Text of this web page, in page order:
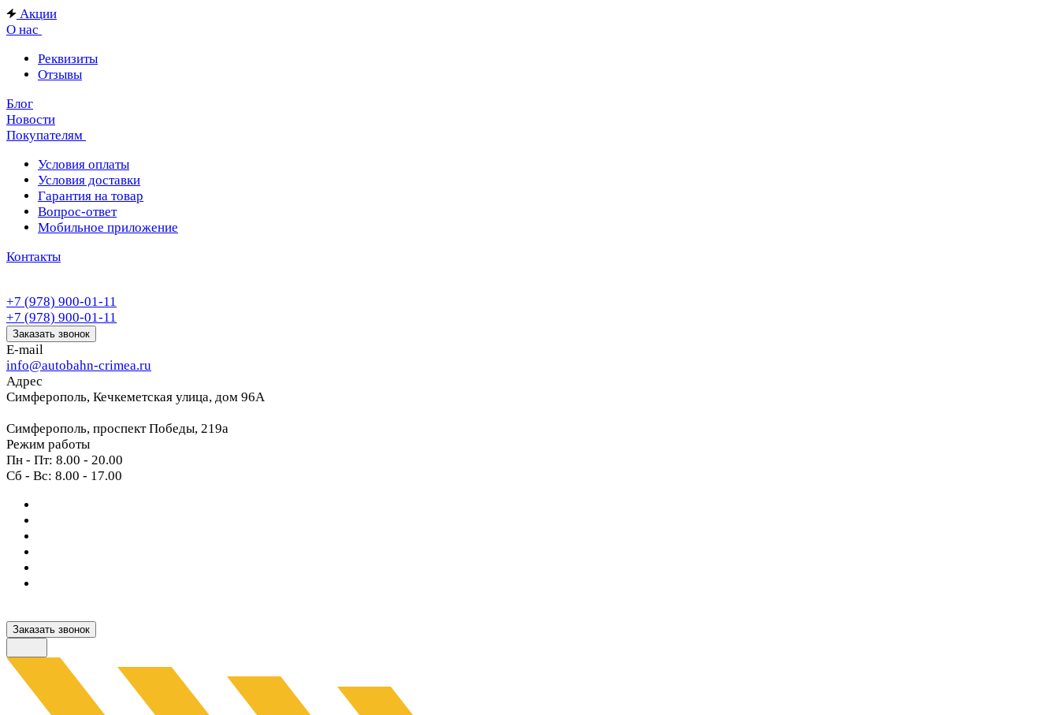
Акции
О нас
Реквизиты
Отзывы
Блог
Новости
Покупателям
Условия оплаты
Условия доставки
Гарантия на товар
Вопрос-ответ
Мобильное приложение
Контакты
+7 (978) 900-01-11
+7 (978) 900-01-11
Заказать звонок
E-mail
info@autobahn-crimea.ru
Адрес
Симферополь, Кечкеметская улица, дом 96А
Симферополь, проспект Победы, 219а
Режим работы
Пн - Пт: 8.00 - 20.00
Сб - Вс: 8.00 - 17.00
Заказать звонок